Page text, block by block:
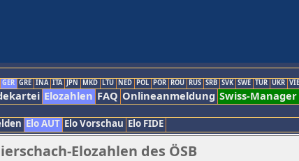
GER GRE INA ITA JPN MKD LTU NED POL POR ROU RUS SRB SVK SWE TUR UKR VIE
Elozahlen FAQ Onlineanmeldung Swiss-Manager
Elo AUT Elo Vorschau Elo FIDE
Elozahlen des ÖSB